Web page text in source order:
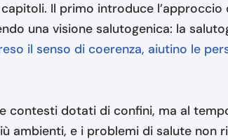
Il primo introduce l’approccio
una visione salutogenica: la
il senso di coerenza, aiutino le
contesti dotati di confini, ma al
ambienti, e i problemi di salute non